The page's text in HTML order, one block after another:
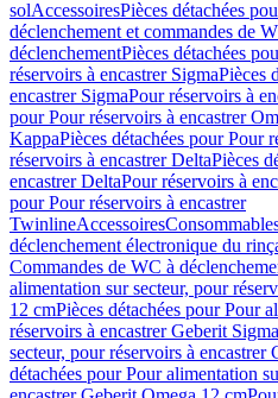
solAccessoiresPièces détachées
déclenchement et commandes de
déclenchementPièces détachées
réservoirs à encastrer SigmaPièces
encastrer SigmaPour réservoirs à
pour Pour réservoirs à encastrer
KappaPièces détachées pour Pour
réservoirs à encastrer DeltaPièces
encastrer DeltaPour réservoirs à
pour Pour réservoirs à encastrer
TwinlineAccessoires
déclenchement électronique du
Commandes de WC à
alimentation sur secteur, pour
12 cmPièces détachées pour Pour
réservoirs à encastrer Geberit
secteur, pour réservoirs à encastrer
détachées pour Pour alimentation